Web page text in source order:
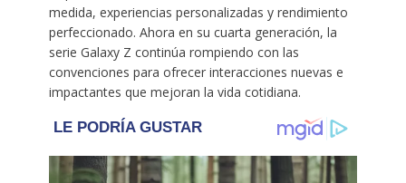
medida, experiencias personalizadas y rendimiento
perfeccionado. Ahora en su cuarta generación, la
serie Galaxy Z continúa rompiendo con las
convenciones para ofrecer interacciones nuevas e
impactantes que mejoran la vida cotidiana.